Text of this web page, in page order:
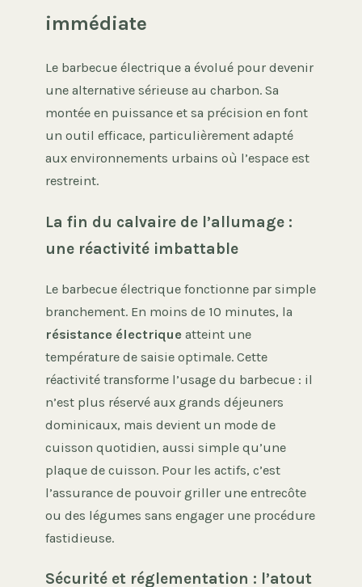
immédiate
Le barbecue électrique a évolué pour devenir
une alternative sérieuse au charbon. Sa
montée en puissance et sa précision en font
un outil efficace, particulièrement adapté
aux environnements urbains où l’espace est
restreint.
La fin du calvaire de l’allumage :
une réactivité imbattable
Le barbecue électrique fonctionne par simple
branchement. En moins de 10 minutes, la
résistance électrique atteint une
température de saisie optimale. Cette
réactivité transforme l’usage du barbecue : il
n’est plus réservé aux grands déjeuners
dominicaux, mais devient un mode de
cuisson quotidien, aussi simple qu’une
plaque de cuisson. Pour les actifs, c’est
l’assurance de pouvoir griller une entrecôte
ou des légumes sans engager une procédure
fastidieuse.
Sécurité et réglementation : l’atout